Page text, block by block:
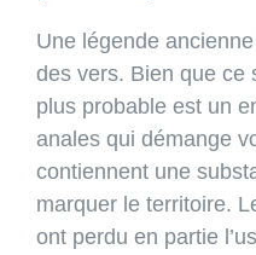
Une légende ancienne
des vers. Bien que ce
plus probable est un
anales qui démange
contiennent une
marquer le territoire.
ont perdu en partie